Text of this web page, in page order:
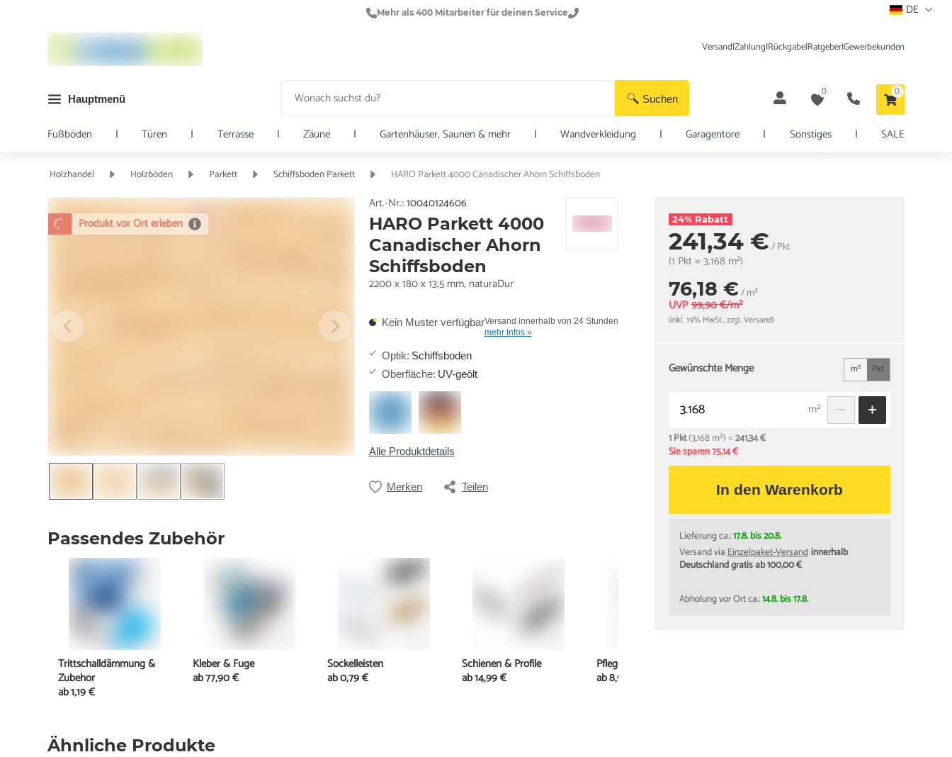
Mehr als 400 Mitarbeiter für deinen Service DE
Suchen
Versand|Zahlung|Rückgabe|Ratgeber|Gewerbekunden
Hauptmenü
0 0
Fußböden | Türen | Terrasse | Zäune | Gartenhäuser, Saunen & mehr | Wandverkleidung | Garagentore | Sonstiges | SALE
Holzhandel Holzböden Parkett Schiffsboden Parkett HARO Parkett 4000 Canadischer Ahorn Schiffsboden
Produkt vor Ort erleben
Art.-Nr.: 10040124606
HARO Parkett 4000
Canadischer Ahorn
Schiffsboden
2200 x 180 x 13,5 mm, naturaDur
Kein Muster verfügbarVersand innerhalb von 24 Stunden
mehr Infos »
Optik: Schiffsboden
Oberfläche: UV-geölt
Alle Produktdetails
Merken Teilen
24% Rabatt
241,34 €/ Pkt
(1 Pkt = 3,168 m²)
76,18 €/ m²
UVP 99,90 €/m²
(inkl. 19% MwSt., zzgl. Versand)
Gewünschte Menge m² Pkt
m²
1 Pkt(3,168 m²) =241,34 €
Sie sparen 75,14 €
In den Warenkorb
Lieferung ca.:17.8. bis 20.8.
Versand viaEinzelpaket-Versandinnerhalb
Deutschland gratis ab 100,00 €
Abholung vor Ort ca.:14.8. bis 17.8.
Ähnliche Produkte
Passendes Zubehör
Trittschalldämmung &
Zubehör
ab1,19 €
Kleber & Fuge
ab77,90 €
Sockelleisten
ab0,79 €
Schienen & Profile
ab14,99 €
Pflege
ab8,99 €
Werkzeuge